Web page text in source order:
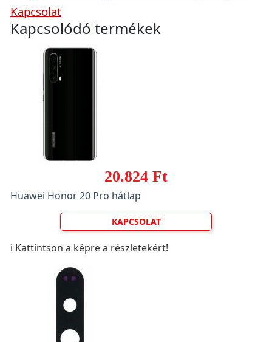
Kapcsolat
Kapcsolódó termékek
20.824 Ft
Huawei Honor 20 Pro hátlap
KAPCSOLAT
ℹ️ Kattintson a képre a részletekért!